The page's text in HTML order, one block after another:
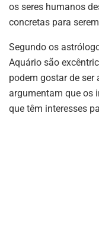
os seres humanos
concretas para
Segundo os
Aquário são
podem gostar de ser
argumentam que os
que têm interesses